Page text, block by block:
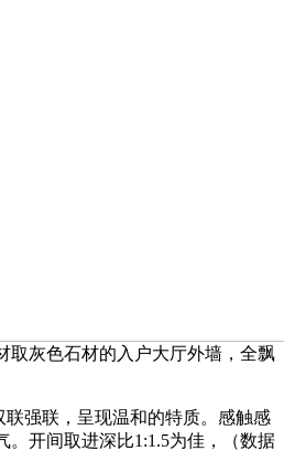
取灰色石材的入户大厅外墙，全飘
强联，呈现温和的特质。感触感
。开间取进深比1:1.5为佳，（数据